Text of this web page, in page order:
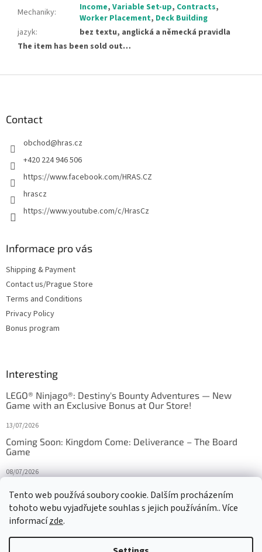
Tento web používá soubory cookie. Dalším procházením
tohoto webu vyjadřujete souhlas s jejich používáním.. Více
informacízde.
Mechaniky: Income, Variable Set-up, Contracts,
Worker Placement, Deck Building
jazyk:
bez textu, anglická a německá pravidla
The item has been sold out…
Contact
obchod@hras.cz
+420 224 946 506
https://www.facebook.com/HRAS.CZ
hrascz
https://www.youtube.com/c/HrasCz
Informace pro vás
Shipping & Payment
Contact us/Prague Store
Terms and Conditions
Privacy Policy
Bonus program
Interesting
LEGO® Ninjago®: Destiny's Bounty Adventures — New
Game with an Exclusive Bonus at Our Store!
13/07/2026
Coming Soon: Kingdom Come: Deliverance – The Board
Game
08/07/2026
27/10/2025